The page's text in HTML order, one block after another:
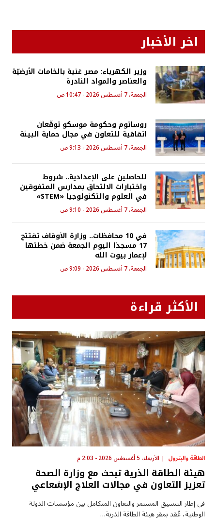
اخر الأخبار
وزير الكهرباء: مصر غنية بالخامات الأرضيّة
والعناصر والمواد النادرة
الجمعة، 7 أغسطس 2026 - 10:47 ص
روساتوم وحكومة موسكو توقّعان
اتفاقية للتعاون في مجال حماية البيئة
الجمعة، 7 أغسطس 2026 - 9:13 ص
للحاصلين على الإعدادية.. شروط
واختبارات الالتحاق بمدارس المتفوقين
في العلوم والتكنولوجيا «STEM»
الجمعة، 7 أغسطس 2026 - 9:10 ص
في 10 محافظات.. وزارة الأوقاف تفتتح
17 مسجدًا اليوم الجمعة ضمن خطتها
لإعمار بيوت الله
الجمعة، 7 أغسطس 2026 - 9:09 ص
الأكثر قراءة
الطاقة والبترول الأربعاء، 5 أغسطس 2026 - 2:03 م
هيئة الطاقة الذرية تبحث مع وزارة الصحة
تعزيز التعاون في مجالات العلاج الإشعاعي
في إطار التنسيق المستمر والتعاون المتكامل بين مؤسسات الدولة
الوطنية، عُقد بمقر هيئة الطاقة الذرية…